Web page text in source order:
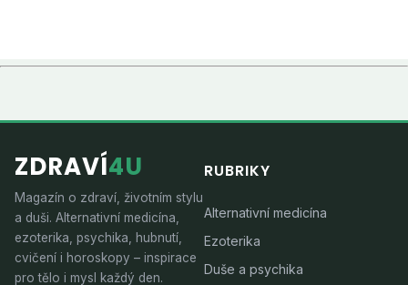
ZDRAVÍ4U
Magazín o zdraví, životním stylu
a duši. Alternativní medicína,
ezoterika, psychika, hubnutí,
cvičení i horoskopy – inspirace
pro tělo i mysl každý den.
RUBRIKY
Alternativní medicína
Ezoterika
Duše a psychika